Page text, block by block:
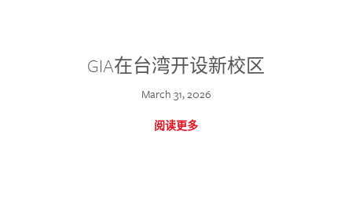
GIA在台湾开设新校区
March 31, 2026
阅读更多